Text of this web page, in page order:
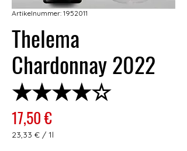
Artikelnummer: 1952011
Thelema
Chardonnay 2022
★★★★☆
17,50 €Preis
23,33 € / 1l